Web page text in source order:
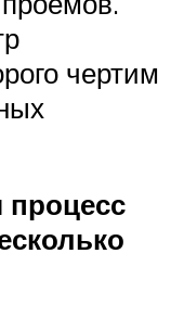
чертим
процесс